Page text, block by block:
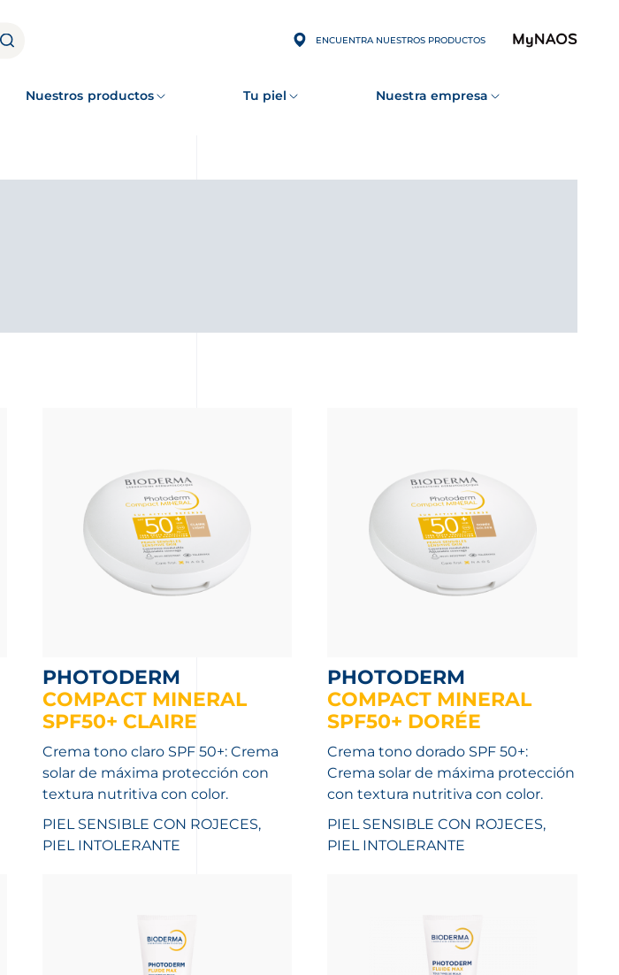
ENCUENTRA NUESTROS PRODUCTOS
Nuestros productos Tu piel Nuestra empresa
PHOTODERM
COMPACT MINERAL
SPF50+ CLAIRE
Crema tono claro SPF 50+: Crema
solar de máxima protección con
textura nutritiva con color.
PIEL SENSIBLE CON ROJECES,
PIEL INTOLERANTE
PHOTODERM
COMPACT MINERAL
SPF50+ DORÉE
Crema tono dorado SPF 50+:
Crema solar de máxima protección
con textura nutritiva con color.
PIEL SENSIBLE CON ROJECES,
PIEL INTOLERANTE